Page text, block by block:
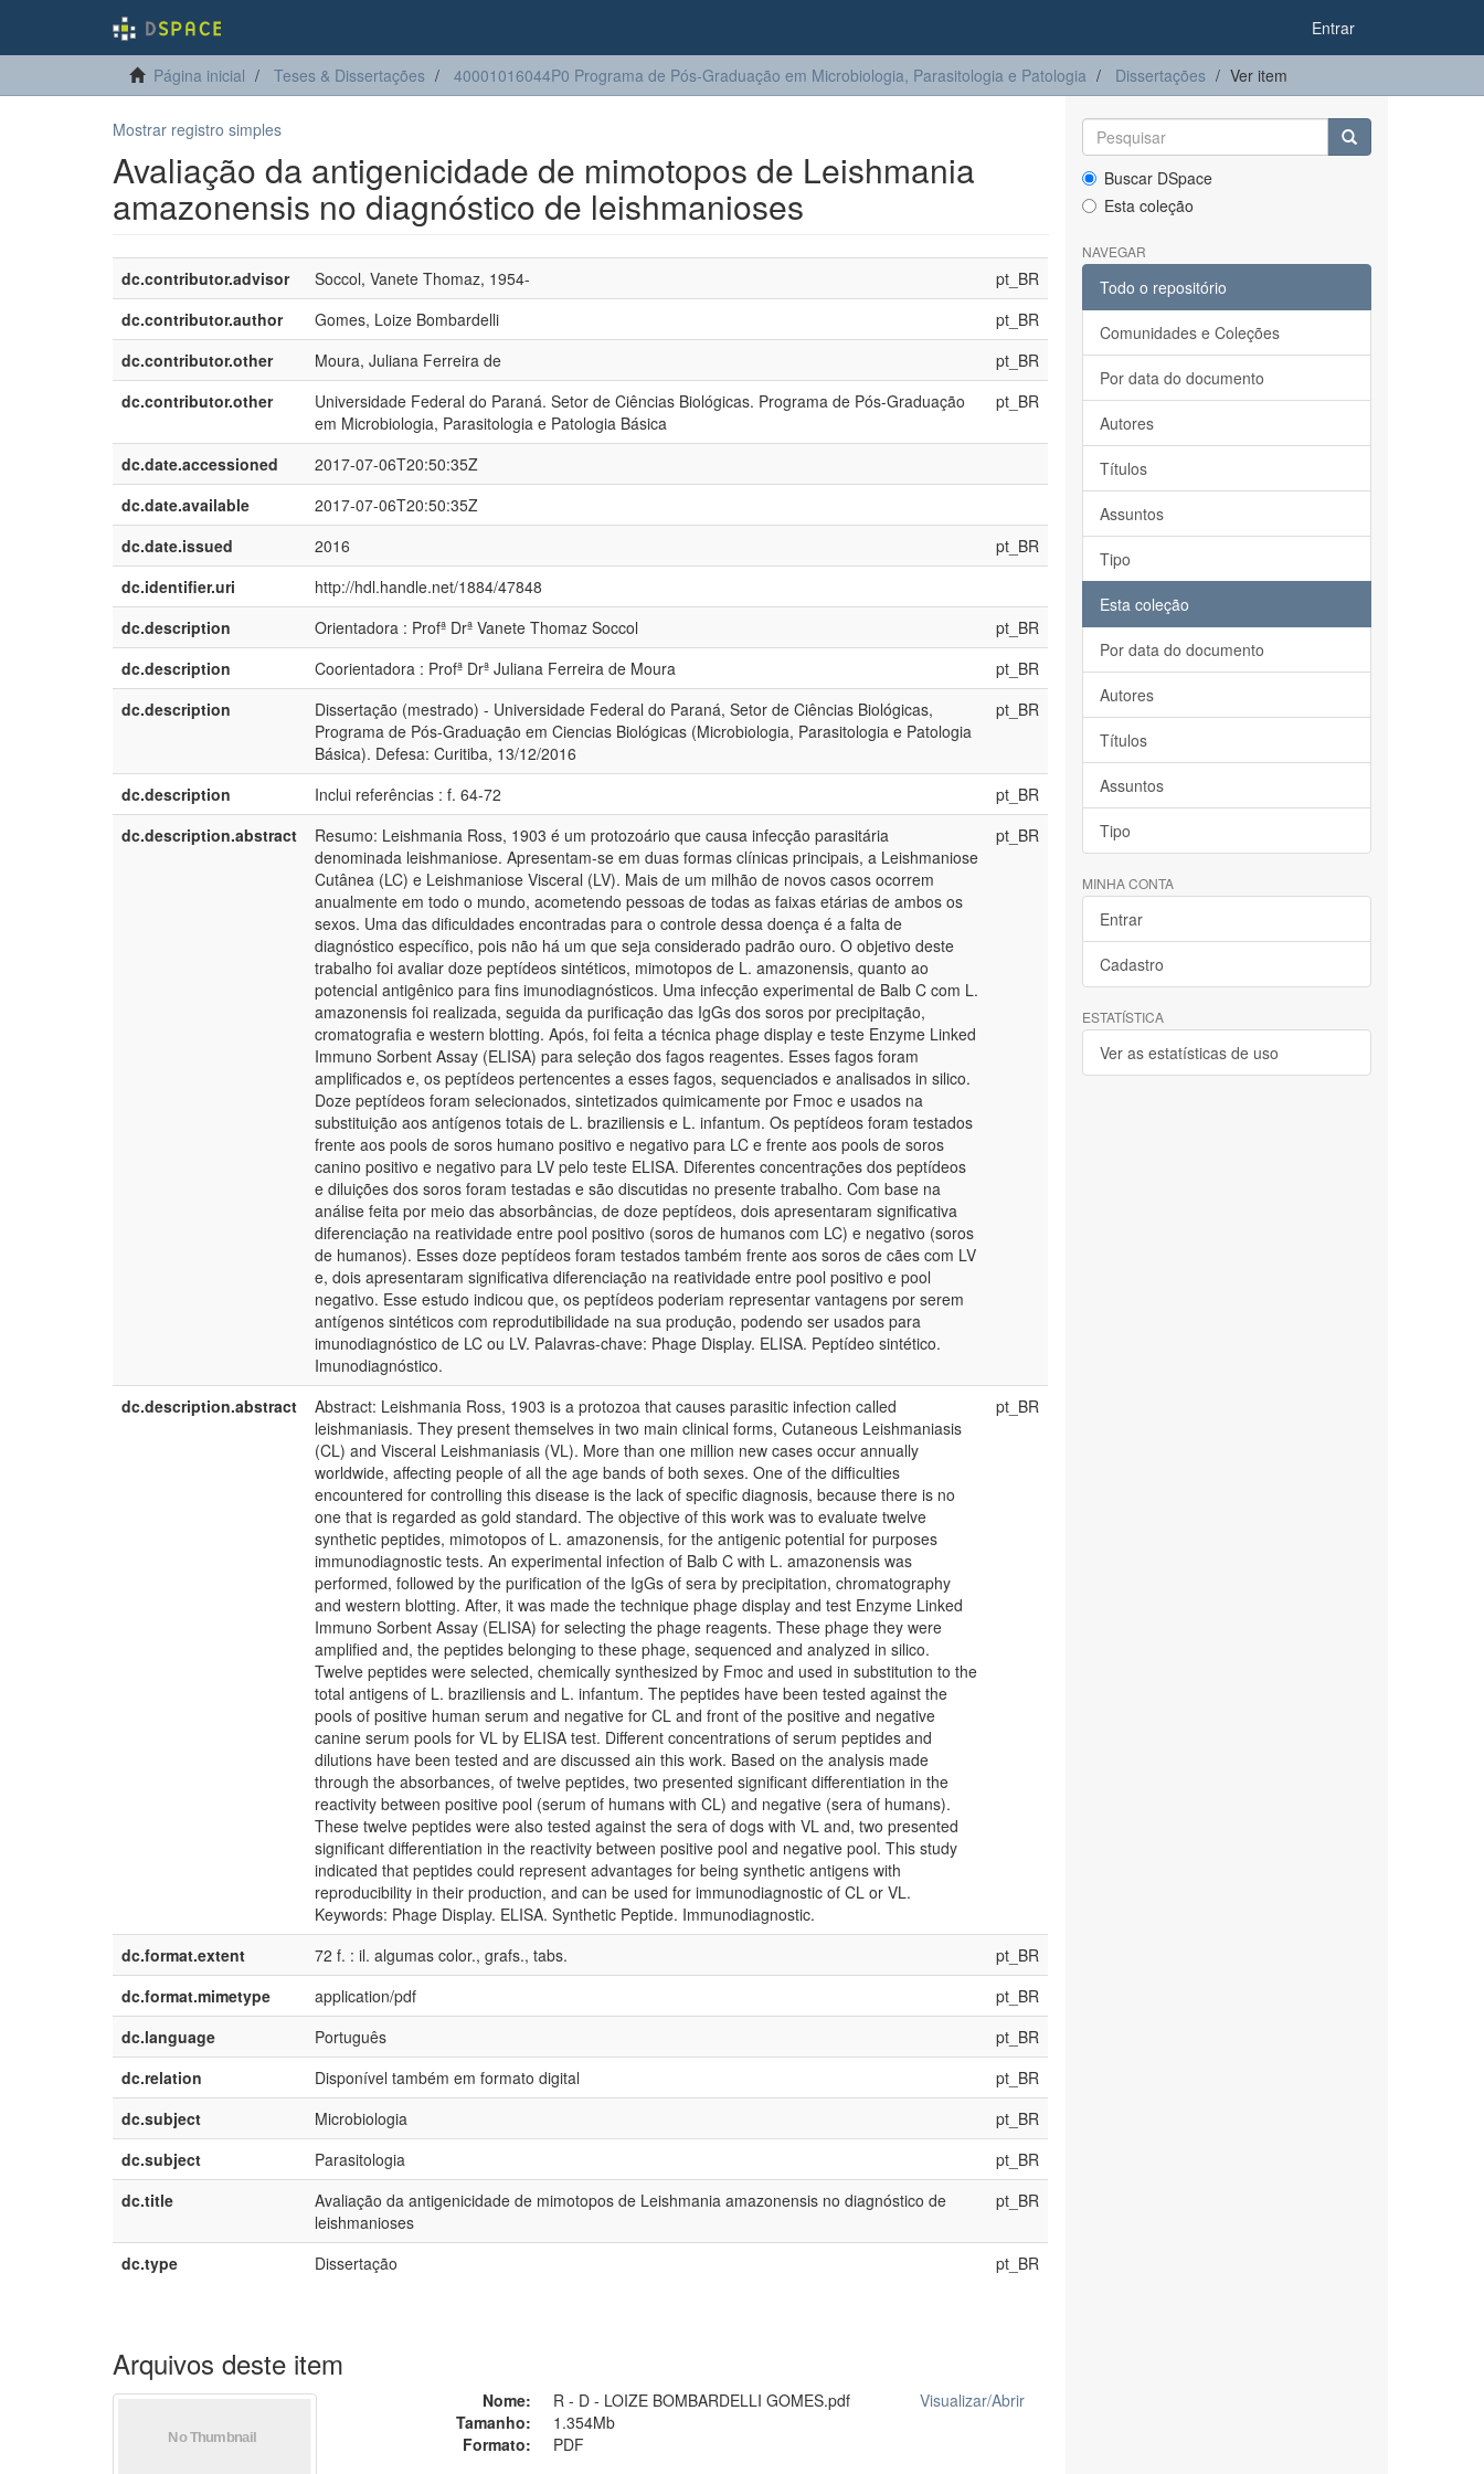
Entrar
Página inicial Teses & Dissertações 40001016044P0 Programa de Pós-Graduação em Microbiologia, Parasitologia e Patologia Dissertações Ver item
Mostrar registro simples
Avaliação da antigenicidade de mimotopos de Leishmania
amazonensis no diagnóstico de leishmanioses
dc.contributor.advisor Soccol, Vanete Thomaz, 1954-
pt_BR
dc.contributor.author
Gomes, Loize Bombardelli
pt_BR
dc.contributor.other
Moura, Juliana Ferreira de
pt_BR
dc.contributor.other
Universidade Federal do Paraná. Setor de Ciências Biológicas. Programa de Pós-Graduação
em Microbiologia, Parasitologia e Patologia Básica
pt_BR
dc.date.accessioned
2017-07-06T20:50:35Z
dc.date.available
2017-07-06T20:50:35Z
dc.date.issued
2016
pt_BR
dc.identifier.uri
http://hdl.handle.net/1884/47848
dc.description
Orientadora : Profª Drª Vanete Thomaz Soccol
pt_BR
dc.description
Coorientadora : Profª Drª Juliana Ferreira de Moura
pt_BR
dc.description
Dissertação (mestrado) - Universidade Federal do Paraná, Setor de Ciências Biológicas,
Programa de Pós-Graduação em Ciencias Biológicas (Microbiologia, Parasitologia e Patologia
Básica). Defesa: Curitiba, 13/12/2016
pt_BR
dc.description Inclui referências : f. 64-72
pt_BR
dc.description.abstract
Resumo: Leishmania Ross, 1903 é um protozoário que causa infecção parasitária
denominada leishmaniose. Apresentam-se em duas formas clínicas principais, a Leishmaniose
Cutânea (LC) e Leishmaniose Visceral (LV). Mais de um milhão de novos casos ocorrem
anualmente em todo o mundo, acometendo pessoas de todas as faixas etárias de ambos os
sexos. Uma das dificuldades encontradas para o controle dessa doença é a falta de
diagnóstico específico, pois não há um que seja considerado padrão ouro. O objetivo deste
trabalho foi avaliar doze peptídeos sintéticos, mimotopos de L. amazonensis, quanto ao
potencial antigênico para fins imunodiagnósticos. Uma infecção experimental de Balb C com L.
amazonensis foi realizada, seguida da purificação das IgGs dos soros por precipitação,
cromatografia e western blotting. Após, foi feita a técnica phage display e teste Enzyme Linked
Immuno Sorbent Assay (ELISA) para seleção dos fagos reagentes. Esses fagos foram
amplificados e, os peptídeos pertencentes a esses fagos, sequenciados e analisados in silico.
Doze peptídeos foram selecionados, sintetizados quimicamente por Fmoc e usados na
substituição aos antígenos totais de L. braziliensis e L. infantum. Os peptídeos foram testados
frente aos pools de soros humano positivo e negativo para LC e frente aos pools de soros
canino positivo e negativo para LV pelo teste ELISA. Diferentes concentrações dos peptídeos
e diluições dos soros foram testadas e são discutidas no presente trabalho. Com base na
análise feita por meio das absorbâncias, de doze peptídeos, dois apresentaram significativa
diferenciação na reatividade entre pool positivo (soros de humanos com LC) e negativo (soros
de humanos). Esses doze peptídeos foram testados também frente aos soros de cães com LV
e, dois apresentaram significativa diferenciação na reatividade entre pool positivo e pool
negativo. Esse estudo indicou que, os peptídeos poderiam representar vantagens por serem
antígenos sintéticos com reprodutibilidade na sua produção, podendo ser usados para
imunodiagnóstico de LC ou LV. Palavras-chave: Phage Display. ELISA. Peptídeo sintético.
Imunodiagnóstico.
pt_BR
dc.description.abstract
Abstract: Leishmania Ross, 1903 is a protozoa that causes parasitic infection called
leishmaniasis. They present themselves in two main clinical forms, Cutaneous Leishmaniasis
(CL) and Visceral Leishmaniasis (VL). More than one million new cases occur annually
worldwide, affecting people of all the age bands of both sexes. One of the difficulties
encountered for controlling this disease is the lack of specific diagnosis, because there is no
one that is regarded as gold standard. The objective of this work was to evaluate twelve
synthetic peptides, mimotopos of L. amazonensis, for the antigenic potential for purposes
immunodiagnostic tests. An experimental infection of Balb C with L. amazonensis was
performed, followed by the purification of the IgGs of sera by precipitation, chromatography
and western blotting. After, it was made the technique phage display and test Enzyme Linked
Immuno Sorbent Assay (ELISA) for selecting the phage reagents. These phage they were
amplified and, the peptides belonging to these phage, sequenced and analyzed in silico.
Twelve peptides were selected, chemically synthesized by Fmoc and used in substitution to the
total antigens of L. braziliensis and L. infantum. The peptides have been tested against the
pools of positive human serum and negative for CL and front of the positive and negative
canine serum pools for VL by ELISA test. Different concentrations of serum peptides and
dilutions have been tested and are discussed ain this work. Based on the analysis made
through the absorbances, of twelve peptides, two presented significant differentiation in the
reactivity between positive pool (serum of humans with CL) and negative (sera of humans).
These twelve peptides were also tested against the sera of dogs with VL and, two presented
significant differentiation in the reactivity between positive pool and negative pool. This study
indicated that peptides could represent advantages for being synthetic antigens with
reproducibility in their production, and can be used for immunodiagnostic of CL or VL.
Keywords: Phage Display. ELISA. Synthetic Peptide. Immunodiagnostic.
pt_BR
dc.format.extent 72 f. : il. algumas color., grafs., tabs.
pt_BR
dc.format.mimetype
application/pdf
pt_BR
dc.language
Português
pt_BR
dc.relation
Disponível também em formato digital
pt_BR
dc.subject
Microbiologia
pt_BR
dc.subject
Parasitologia
pt_BR
dc.title
Avaliação da antigenicidade de mimotopos de Leishmania amazonensis no diagnóstico de
leishmanioses
pt_BR
dc.type Dissertação pt_BR
Arquivos deste item
Nome:
R - D - LOIZE BOMBARDELLI GOMES.pdf
Tamanho:
1.354Mb
Formato:
PDF
Visualizar/Abrir
Buscar DSpace
Esta coleção
NAVEGAR
Todo o repositório
Comunidades e Coleções
Por data do documento
Autores
Títulos
Assuntos
Tipo
Esta coleção
Por data do documento
Autores
Títulos
Assuntos
Tipo
MINHA CONTA
Entrar
Cadastro
ESTATÍSTICA
Ver as estatísticas de uso